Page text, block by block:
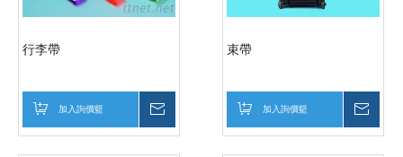
行李帶
加入詢價籃
束帶
加入詢價籃